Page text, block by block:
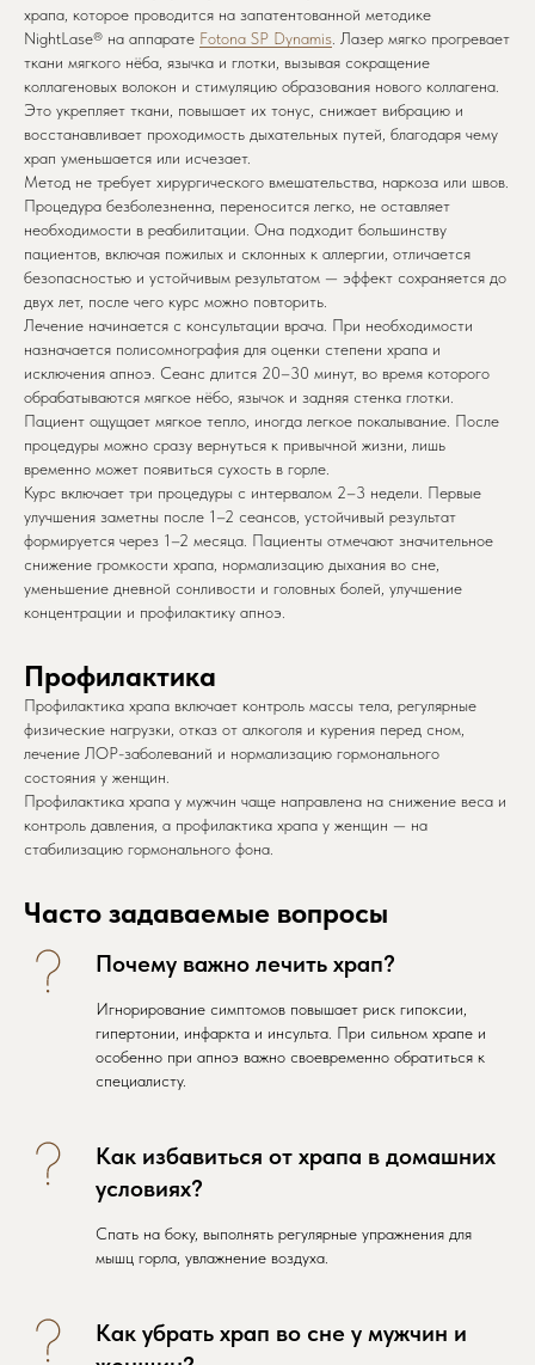
храпа, которое проводится на запатентованной методике
NightLase® на аппарате Fotona SP Dynamis . Лазер мягко прогревает
ткани мягкого нёба, язычка и глотки, вызывая сокращение
коллагеновых волокон и стимуляцию образования нового коллагена.
Это укрепляет ткани, повышает их тонус, снижает вибрацию и
восстанавливает проходимость дыхательных путей, благодаря чему
храп уменьшается или исчезает.
Метод не требует хирургического вмешательства, наркоза или швов.
Процедура безболезненна, переносится легко, не оставляет
необходимости в реабилитации. Она подходит большинству
пациентов, включая пожилых и склонных к аллергии, отличается
безопасностью и устойчивым результатом — эффект сохраняется до
двух лет, после чего курс можно повторить.
Лечение начинается с консультации врача. При необходимости
назначается полисомнография для оценки степени храпа и
исключения апноэ. Сеанс длится 20–30 минут, во время которого
обрабатываются мягкое нёбо, язычок и задняя стенка глотки.
Пациент ощущает мягкое тепло, иногда легкое покалывание. После
процедуры можно сразу вернуться к привычной жизни, лишь
временно может появиться сухость в горле.
Курс включает три процедуры с интервалом 2–3 недели. Первые
улучшения заметны после 1–2 сеансов, устойчивый результат
формируется через 1–2 месяца. Пациенты отмечают значительное
снижение громкости храпа, нормализацию дыхания во сне,
уменьшение дневной сонливости и головных болей, улучшение
концентрации и профилактику апноэ.
Профилактика
Профилактика храпа включает контроль массы тела, регулярные
физические нагрузки, отказ от алкоголя и курения перед сном,
лечение ЛОР-заболеваний и нормализацию гормонального
состояния у женщин.
Профилактика храпа у мужчин чаще направлена на снижение веса и
контроль давления, а профилактика храпа у женщин — на
стабилизацию гормонального фона.
Часто задаваемые вопросы
Почему важно лечить храп?
Игнорирование симптомов повышает риск гипоксии,
гипертонии, инфаркта и инсульта. При сильном храпе и
особенно при апноэ важно своевременно обратиться к
специалисту.
Как избавиться от храпа в домашних
условиях?
Спать на боку, выполнять регулярные упражнения для
мышц горла, увлажнение воздуха.
Как убрать храп во сне у мужчин и